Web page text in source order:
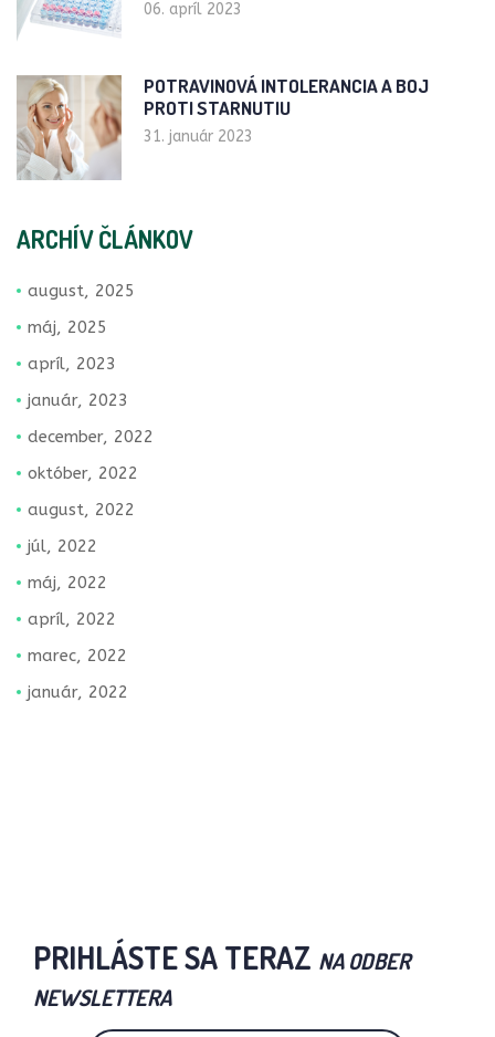
06. apríl 2023
POTRAVINOVÁ INTOLERANCIA A BOJ
PROTI STARNUTIU
31. január 2023
ARCHÍV ČLÁNKOV
august, 2025
máj, 2025
apríl, 2023
január, 2023
december, 2022
október, 2022
august, 2022
júl, 2022
máj, 2022
apríl, 2022
marec, 2022
január, 2022
PRIHLÁSTE SA TERAZ NA ODBER
NEWSLETTERA